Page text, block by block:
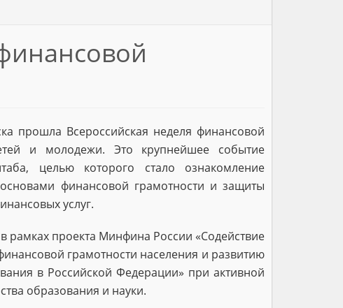
прошла Всероссийская неделя финансовой
и молодежи. Это крупнейшее событие
целью которого стало ознакомление
финансовой грамотности и защиты
услуг.
рамках проекта Минфина России «Содействие
грамотности населения и развитию
в Российской Федерации» при активной
образования и науки.